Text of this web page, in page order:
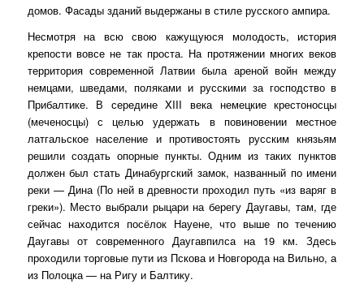
домов. Фасады зданий выдержаны в стиле русского ампира.
Несмотря на всю свою кажущуюся молодость, история
крепости вовсе не так проста. На протяжении многих веков
территория современной Латвии была ареной войн между
немцами, шведами, поляками и русскими за господство в
Прибалтике. В середине XIII века немецкие крестоносцы
(меченосцы) с целью удержать в повиновении местное
латгальское население и противостоять русским князьям
решили создать опорные пункты. Одним из таких пунктов
должен был стать Динабургский замок, названный по имени
реки — Дина (По ней в древности проходил путь «из варяг в
греки»). Место выбрали рыцари на берегу Даугавы, там, где
сейчас находится посёлок Науене, что выше по течению
Даугавы от современного Даугавпилса на 19 км. Здесь
проходили торговые пути из Пскова и Новгорода на Вильно, а
из Полоцка — на Ригу и Балтику.